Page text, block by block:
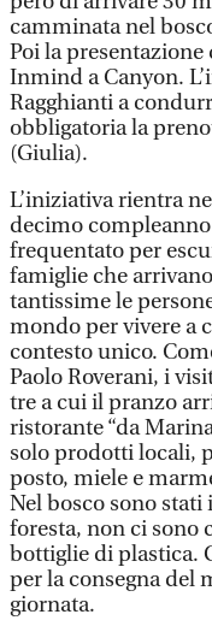
camminata nel
Poi la presentazione
Inmind a Canyon.
Ragghianti a
obbligatoria la
(Giulia).
L’iniziativa rientra
decimo
frequentato per
famiglie che
tantissime le
mondo per vivere a
contesto unico.
Paolo Roverani, i
tre a cui il pranzo
ristorante “da
solo prodotti locali,
posto, miele e
Nel bosco sono
foresta, non ci sono
bottiglie di plastica.
per la consegna del
giornata.